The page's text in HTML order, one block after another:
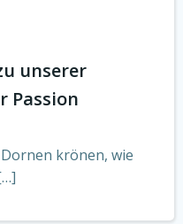
unserer
Passion
krönen, wie